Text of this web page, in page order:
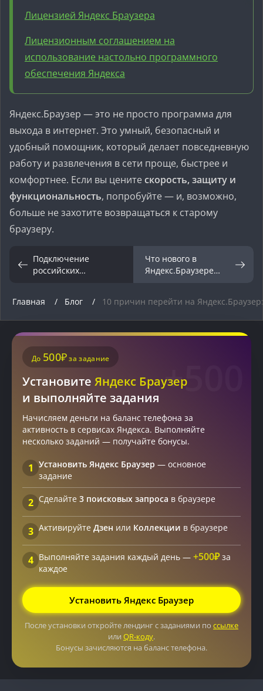
Лицензией Яндекс Браузера
Лицензионным соглашением на
использование настольно программного
обеспечения Яндекса
Яндекс.Браузер — это не просто программа для
выхода в интернет. Это умный, безопасный и
удобный помощник, который делает повседневную
работу и развлечения в сети проще, быстрее и
комфортнее. Если вы ценитескорость, защиту и
функциональность, попробуйте — и, возможно,
больше не захотите возвращаться к старому
браузеру.
Подключение
российских
Тинькофф, Сбер
Что нового в
Яндекс.Браузере
Главная Блог 10 причин перейти на
+500
До 500₽за задание
Установите Яндекс Браузер
и выполняйте задания
Начисляем деньги на баланс телефона за
активность в сервисах Яндекса. Выполняйте
несколько заданий — получайте бонусы.
1 Установить Яндекс Браузер — основное
задание
2 Сделайте 3 поисковых запроса в браузере
3 Активируйте Дзен или Коллекции в браузере
4 Выполняйте задания каждый день — +500₽за
каждое
Установить Яндекс Браузер
После установки откройте лендинг с заданиями по ссылке
или QR-коду.
Бонусы зачисляются на баланс телефона.